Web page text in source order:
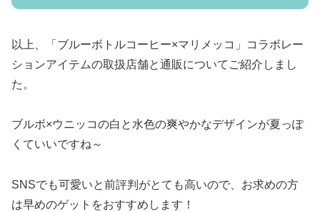
以上、「ブルーボトルコーヒー×マリメッコ」コラボレー
ションアイテムの取扱店舗と通販についてご紹介しまし
た。
ブルボ×ウニッコの白と水色の爽やかなデザインが夏っぽ
くていいですね～
SNSでも可愛いと前評判がとても高いので、お求めの方
は早めのゲットをおすすめします！